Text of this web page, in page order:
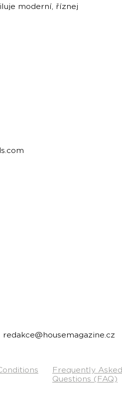
moderní, říznej
redakce@housemagazine.cz
Frequently Asked
Questions (FAQ)